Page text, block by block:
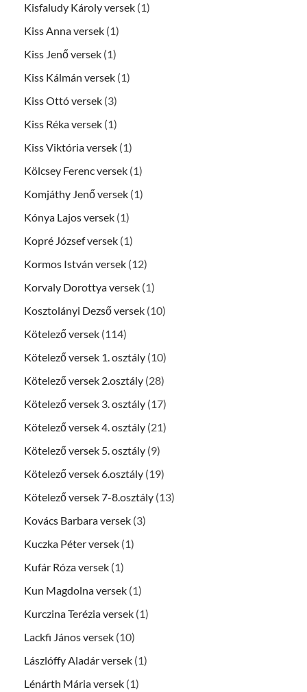
Kisfaludy Károly versek (1)
Kiss Anna versek (1)
Kiss Jenő versek (1)
Kiss Kálmán versek (1)
Kiss Ottó versek (3)
Kiss Réka versek (1)
Kiss Viktória versek (1)
Kölcsey Ferenc versek (1)
Komjáthy Jenő versek (1)
Kónya Lajos versek (1)
Kopré József versek (1)
Kormos István versek (12)
Korvaly Dorottya versek (1)
Kosztolányi Dezső versek (10)
Kötelező versek (114)
Kötelező versek 1. osztály (10)
Kötelező versek 2.osztály (28)
Kötelező versek 3. osztály (17)
Kötelező versek 4. osztály (21)
Kötelező versek 5. osztály (9)
Kötelező versek 6.osztály (19)
Kötelező versek 7-8.osztály (13)
Kovács Barbara versek (3)
Kuczka Péter versek (1)
Kufár Róza versek (1)
Kun Magdolna versek (1)
Kurczina Terézia versek (1)
Lackfi János versek (10)
Lászlóffy Aladár versek (1)
Lénárth Mária versek (1)